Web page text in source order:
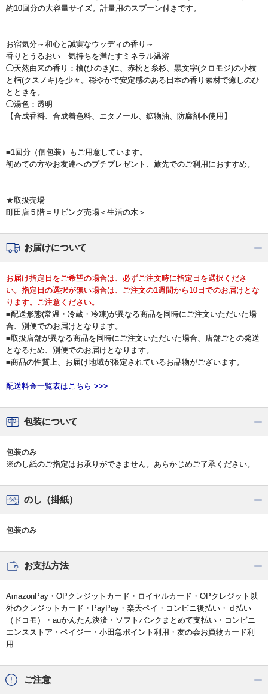
約10回分の大容量サイズ。計量用のスプーン付きです。
お宿気分～和心と誠実なウッディの香り～
香りとうるおい 気持ちを満たすミネラル温浴
◯天然由来の香り：檜(ひのき)に、赤松と糸杉、黒文字(クロモジ)の小枝
と楠(クスノキ)を少々。穏やかで安定感のある日本の香り素材で癒しのひ
とときを。
◯湯色：透明
【合成香料、合成着色料、エタノール、鉱物油、防腐剤不使用】
■1回分（個包装）もご用意しています。
初めての方やお友達へのプチプレゼント、旅先でのご利用におすすめ。
★取扱売場
町田店５階＝リビング売場＜生活の木＞
お届けについて
お届け指定日をご希望の場合は、必ずご注文時に指定日を選択くださ
い。指定日の選択が無い場合は、ご注文の1週間から10日でのお届けとな
ります。ご注意ください。
■配送形態(常温・冷蔵・冷凍)が異なる商品を同時にご注文いただいた場
合、別便でのお届けとなります。
■取扱店舗が異なる商品を同時にご注文いただいた場合、店舗ごとの発送
となるため、別便でのお届けとなります。
■商品の性質上、お届け地域が限定されているお品物がございます。
配送料金一覧表はこちら >>>
包装について
包装のみ
※のし紙のご指定はお承りができません。あらかじめご了承ください。
のし（掛紙）
包装のみ
お支払方法
AmazonPay・OPクレジットカード・ロイヤルカード・OPクレジット以
外のクレジットカード・PayPay・楽天ペイ・コンビニ後払い・ｄ払い
（ドコモ）・auかんたん決済・ソフトバンクまとめて支払い・コンビニ
エンスストア・ペイジー・小田急ポイント利用・友の会お買物カード利
用
ご注意